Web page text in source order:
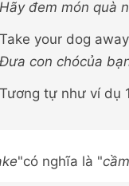
Hãy đem món quà
Take your dog
Đưa con chócủa
Tương tự như ví dụ
"có nghĩa là "